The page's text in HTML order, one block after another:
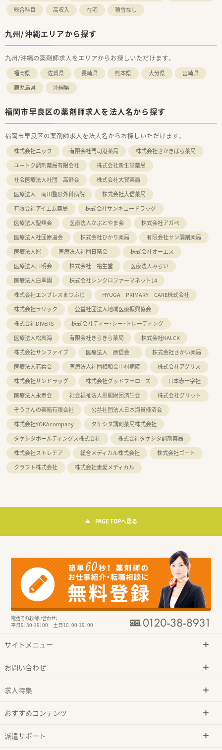
総合科目
高収入 在宅 積雪なし
九州/沖縄エリアから探す
九州/沖縄の薬剤師求人をエリアからお探しいただけます。
福岡県 佐賀県 長崎県 熊本県 大分県
宮崎県
鹿児島県
沖縄県
福岡市早良区の薬剤師求人を法人名から探す
福岡市早良区の薬剤師求人を法人名からお探しいただけます。
株式会社ニック 有限会社門司港薬局
株式会社さかきばら薬局
ユートク調剤薬局有限会社
株式会社新生堂薬局
社会医療法人社団 高野会
株式会社大賀薬局
医療法人 南川整形外科病院
株式会社大信薬局
有限会社アイエム薬局
株式会社サンキュードラッグ
医療法人聖峰会
医療法人かぶとやま会
株式会社アガペ
医療法人社団原道会
株式会社ひかり薬局
有限会社サン調剤薬局
医療法人冠
医療法人社団日晴会
株式会社オーエス
医療法人日明会
株式会社 裕生堂
医療法人みらい
医療法人白翠園
株式会社シンクロファーマネット14
株式会社エンブレスまつふじ
HYUGA PRIMARY CARE株式会社
株式会社ラリック
公益社団法人地域医療振興協会
株式会社DIVERS
株式会社ディー・シー・トレーディング
医療法人松風海
有限会社きらきら薬局
株式会社KALCK
株式会社サンファイブ
医療法人 原信会
株式会社さかい薬局
医療法人若葉会
医療法人社団相和会中村病院
株式会社アグリス
株式会社サンドラッグ
株式会社グッドフェローズ
日本赤十字社
医療法人永寿会
社会福祉法人恩賜財団済生会
株式会社グリット
ぞうさんの薬箱有限会社
公益社団法人日本海員掖済会
株式会社YOKAcompany
タケシタ調剤薬局株式会社
タケシタホールディングス株式会社
株式会社タケシタ調剤薬局
株式会社ストレチア
総合メディカル株式会社
株式会社ゴート
クラフト株式会社
株式会社恵愛メディカル
PAGE TOPへ戻る
電話でのお問い合わせ：
平日9：30-19：00 土日10：00-19：00
サイトメニュー
お問い合わせ
求人特集
おすすめコンテンツ
派遣サポート